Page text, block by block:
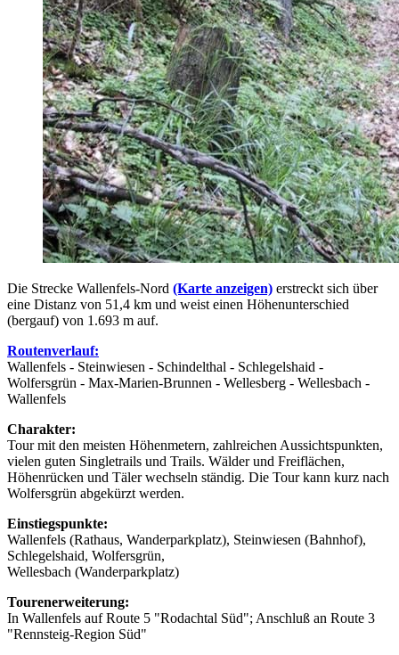
Die Strecke Wallenfels-Nord (Karte anzeigen) erstreckt sich über
eine Distanz von 51,4 km und weist einen Höhenunterschied
(bergauf) von 1.693 m auf.
Routenverlauf:
Wallenfels - Steinwiesen - Schindelthal - Schlegelshaid -
Wolfersgrün - Max-Marien-Brunnen - Wellesberg - Wellesbach -
Wallenfels
Charakter:
Tour mit den meisten Höhenmetern, zahlreichen Aussichtspunkten,
vielen guten Singletrails und Trails. Wälder und Freiflächen,
Höhenrücken und Täler wechseln ständig. Die Tour kann kurz nach
Wolfersgrün abgekürzt werden.
Einstiegspunkte:
Wallenfels (Rathaus, Wanderparkplatz), Steinwiesen (Bahnhof),
Schlegelshaid, Wolfersgrün,
Wellesbach (Wanderparkplatz)
Tourenerweiterung:
In Wallenfels auf Route 5 "Rodachtal Süd"; Anschluß an Route 3
"Rennsteig-Region Süd"